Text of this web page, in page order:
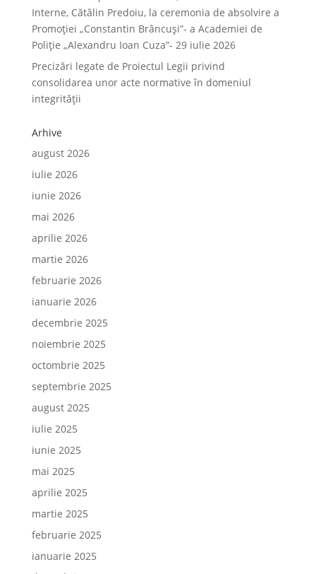
Interne, Cătălin Predoiu, la ceremonia de absolvire a
Promoției „Constantin Brâncuși”- a Academiei de
Poliție „Alexandru Ioan Cuza”- 29 iulie 2026
Precizări legate de Proiectul Legii privind
consolidarea unor acte normative în domeniul
integrității
Arhive
august 2026
iulie 2026
iunie 2026
mai 2026
aprilie 2026
martie 2026
februarie 2026
ianuarie 2026
decembrie 2025
noiembrie 2025
octombrie 2025
septembrie 2025
august 2025
iulie 2025
iunie 2025
mai 2025
aprilie 2025
martie 2025
februarie 2025
ianuarie 2025